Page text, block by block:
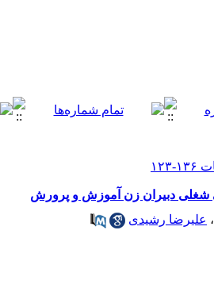
شغلی دبیران زن آموزش و پرورش
، علیرضا رشیدی